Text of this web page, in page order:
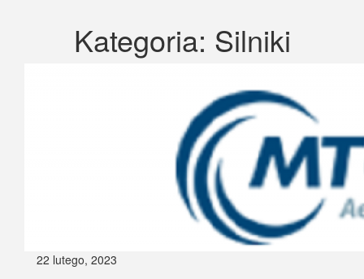
Kategoria: Silniki
22 lutego, 2023